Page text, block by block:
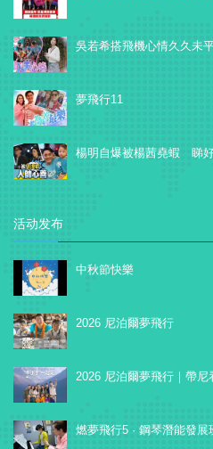
吳若希搭飛機心情久久未
夢飛行11
楊明自爆被楊茜堯蝦 睇
活动发布
中秋節快樂
2026 尼泊爾夢飛行
2026 尼泊爾夢飛行｜帶尼
燃夢飛行5 · 鋼琴潛能發展